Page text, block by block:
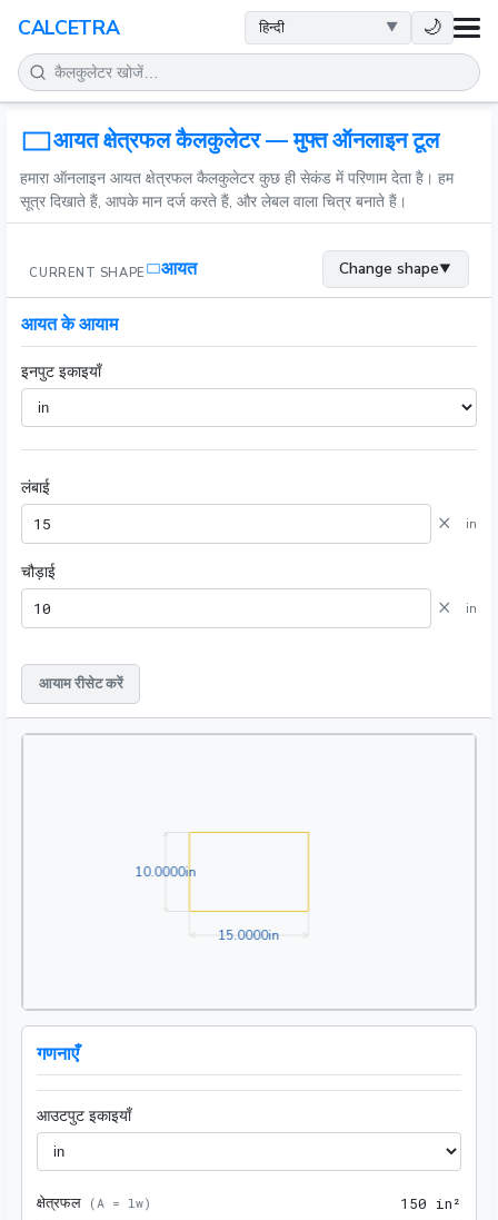
CALCETRA 🌙
गणित
रूपांतरण
विज्ञान
अन्य टूल
आयत क्षेत्रफल कैलकुलेटर — मुफ्त ऑनलाइन टूल
हमारा ऑनलाइन आयत क्षेत्रफल कैलकुलेटर कुछ ही सेकंड में परिणाम देता है। हम
सूत्र दिखाते हैं, आपके मान दर्ज करते हैं, और लेबल वाला चित्र बनाते हैं।
CURRENT SHAPE आयत Change shape▼
आयत के आयाम
इनपुट इकाइयाँ
लंबाई
× in
चौड़ाई
× in
आयाम रीसेट करें
15.0000in15.0000in
10.0000in10.0000in
गणनाएँ
आउटपुट इकाइयाँ
क्षेत्रफल (A = lw) 1 50 in²